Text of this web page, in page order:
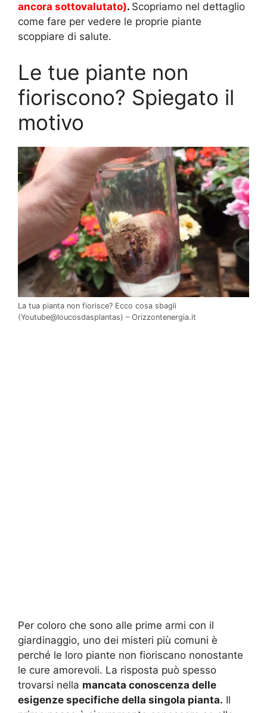
ancora sottovalutato). Scopriamo nel dettaglio
come fare per vedere le proprie piante
scoppiare di salute.
Le tue piante non
fioriscono? Spiegato il
motivo
La tua pianta non fiorisce? Ecco cosa sbagli
(Youtube@loucosdasplantas) – Orizzontenergia.it
Per coloro che sono alle prime armi con il
giardinaggio, uno dei misteri più comuni è
perché le loro piante non fioriscano nonostante
le cure amorevoli. La risposta può spesso
trovarsi nella mancata conoscenza delle
esigenze specifiche della singola pianta. Il